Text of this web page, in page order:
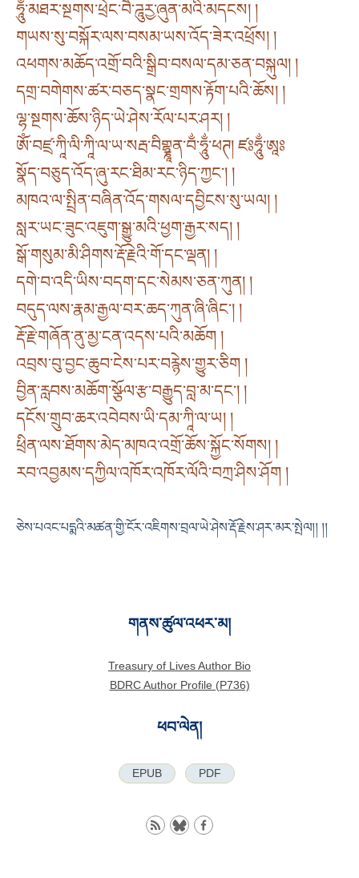
ཧཱུྂ་མཐར་སྔགས་ཕྲེང་བཻ་ཌཱུརྱ་ཞུན་མའི་མདངས། །
གཡས་སུ་བསྐོར་ལས་བསམ་ཡས་འོད་ཟེར་འཕྲོས། །
འཕགས་མཆོད་འགྲོ་བའི་སྒྲིབ་བསལ་དམ་ཅན་བསྐུལ། །
དགྲ་བགེགས་ཚར་བཅད་སྣང་གྲགས་རྟོག་པའི་ཆོས། །
ལྷ་སྔགས་ཆོས་ཉིད་ཡེ་ཤེས་རོལ་པར་ཤར། །
ཨོཾ་བཛྲ་ཀཱི་ལི་ཀཱི་ལ་ཡ་སརྦ་བིགྷྣཱན་བྂ་ཧཱུྂ་ཕཊ། ཛཿཧཱུྂ་ཨཱཿ
སྣོད་བཅུད་འོད་ཞུ་རང་ཐིམ་རང་ཉིད་ཀྱང༌། །
མཁའ་ལ་སྤྲིན་བཞིན་འོད་གསལ་དབྱིངས་སུ་ཡལ། །
སླར་ཡང་ཟུང་འཇུག་སྒྱུ་མའི་ཕྱག་རྒྱར་སད། །
སྒོ་གསུམ་མི་ཤིགས་རྡོ་རྗེའི་གོ་དང་ལྡན། །
དགེ་བ་འདི་ཡིས་བདག་དང་སེམས་ཅན་ཀུན། །
བདུད་ལས་རྣམ་རྒྱལ་བར་ཆད་ཀུན་ཞི་ཞིང༌། །
རྡོ་རྗེ་གཞོན་ནུ་མྱ་ངན་འདས་པའི་མཆོག །
འབྲས་བུ་བྱང་ཆུབ་ངེས་པར་བརྙེས་གྱུར་ཅིག །
བྱིན་རླབས་མཆོག་སྩོལ་རྩ་བརྒྱུད་བླ་མ་དང༌། །
དངོས་གྲུབ་ཆར་འབེབས་ཡི་དམ་ཀཱི་ལ་ཡ། །
ཕྲིན་ལས་ཐོགས་མེད་མཁའ་འགྲོ་ཆོས་སྐྱོང་སོགས། །
རབ་འབྱམས་དཀྱིལ་འཁོར་འཁོར་ལོའི་བཀྲ་ཤིས་ཤོག །
ཅེས་པའང་པདྨའི་མཚན་གྱི་ངོར་འཇིགས་བྲལ་ཡེ་ཤེས་རྡོ་རྗེས་ཤར་མར་སྤེལ།། །།
གནས་ཚུལ་འཕར་མ།
Treasury of Lives Author Bio
BDRC Author Profile (P736)
ཕབ་ལེན།
EPUB PDF